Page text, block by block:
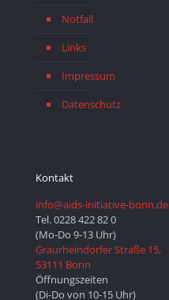
Notfall
Links
Impressum
Datenschutz
Kontakt
info@aids-initiative-bonn.de
Tel. 0228 422 82 0
(Mo-Do 9-13 Uhr)
Graurheindorfer Straße 15,
53111 Bonn
Öffnungszeiten
(Di-Do von 10-15 Uhr)